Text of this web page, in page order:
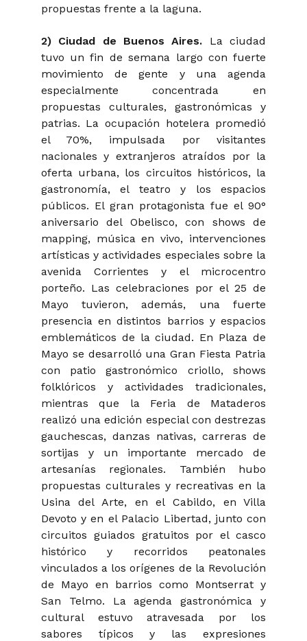
propuestas frente a la laguna.
2) Ciudad de Buenos Aires. La ciudad
tuvo un fin de semana largo con fuerte
movimiento de gente y una agenda
especialmente concentrada en
propuestas culturales, gastronómicas y
patrias. La ocupación hotelera promedió
el 70%, impulsada por visitantes
nacionales y extranjeros atraídos por la
oferta urbana, los circuitos históricos, la
gastronomía, el teatro y los espacios
públicos. El gran protagonista fue el 90°
aniversario del Obelisco, con shows de
mapping, música en vivo, intervenciones
artísticas y actividades especiales sobre la
avenida Corrientes y el microcentro
porteño. Las celebraciones por el 25 de
Mayo tuvieron, además, una fuerte
presencia en distintos barrios y espacios
emblemáticos de la ciudad. En Plaza de
Mayo se desarrolló una Gran Fiesta Patria
con patio gastronómico criollo, shows
folklóricos y actividades tradicionales,
mientras que la Feria de Mataderos
realizó una edición especial con destrezas
gauchescas, danzas nativas, carreras de
sortijas y un importante mercado de
artesanías regionales. También hubo
propuestas culturales y recreativas en la
Usina del Arte, en el Cabildo, en Villa
Devoto y en el Palacio Libertad, junto con
circuitos guiados gratuitos por el casco
histórico y recorridos peatonales
vinculados a los orígenes de la Revolución
de Mayo en barrios como Montserrat y
San Telmo. La agenda gastronómica y
cultural estuvo atravesada por los
sabores típicos y las expresiones